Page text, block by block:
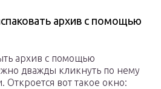
архив с помощью
архив с помощью
дважды кликнуть по нему
вот такое окно: